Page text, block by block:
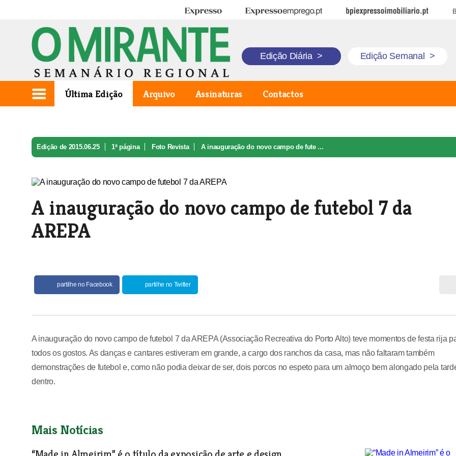
Expresso Expresso Emprego BPI Expresso Imobiliário
Edição Diária > Edição Semanal >
Última Edição Arquivo Assinaturas Contactos
Edição de 2015.06.25 1ª página Foto Revista A inauguração do novo campo de fute ...
A inauguração do novo campo de futebol 7 da
AREPA
partilhe no Facebook partilhe no Twitter
A inauguração do novo campo de futebol 7 da AREPA (Associação Recreativa do Porto Alto) teve momentos de festa rija
todos os gostos. As danças e cantares estiveram em grande, a cargo dos ranchos da casa, mas não faltaram também
demonstrações de futebol e, como não podia deixar de ser, dois porcos no espeto para um almoço bem alongado pela
dentro.
Mais Notícias